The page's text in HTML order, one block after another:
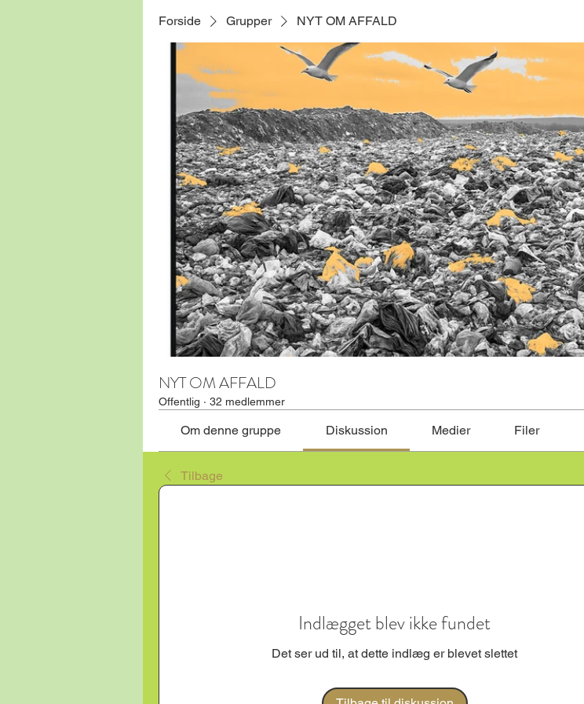
Forside Grupper NYT OM AFFALD
NYT OM AFFALD
Offentlig · 32 medlemmer
Om denne gruppe Diskussion Medier Filer
Tilbage
Indlægget blev ikke fundet
Det ser ud til, at dette indlæg er blevet slettet